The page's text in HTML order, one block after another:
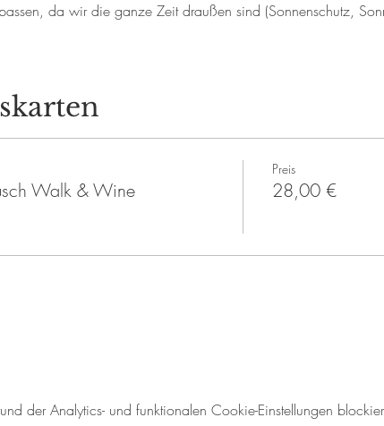
da wir die ganze Zeit draußen sind (Sonnenschutz,
Walk & Wine
Preis
28,00 €
der Analytics- und funktionalen Cookie-Einstellungen